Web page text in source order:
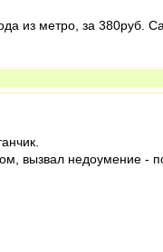
из метро, за 380руб.
вызвал недоумение -